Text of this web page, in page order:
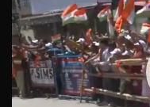
Player